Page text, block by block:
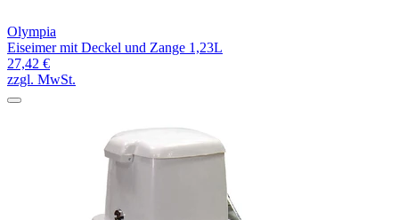
Olympia
Eiseimer mit Deckel und Zange 1,23L
27,42 €
zzgl. MwSt.